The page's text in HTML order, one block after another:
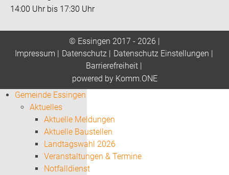
14:00 Uhr bis 17:30 Uhr
© Essingen 2017 - 2026 |
Impressum | Datenschutz| Datenschutz Einstellungen |
Barrierefreiheit|
powered by Komm.ONE
Gemeinde Essingen
Aktuelles
Aktuelle Meldungen
Aktuelle Baustellen
Landtagswahl 2026
Veranstaltungen & Termine
Notfalldienst